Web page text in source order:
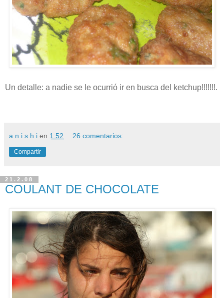
Un detalle: a nadie se le ocurrió ir en busca del ketchup!!!!!!!.
a n i s h i en 1:52 26 comentarios:
Compartir
21.2.08
COULANT DE CHOCOLATE